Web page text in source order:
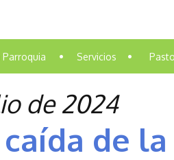
• Servicios •
de 2024
de